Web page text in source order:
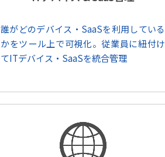
誰がどのデバイス・SaaSを利用している
かをツール上で可視化。従業員に紐付け
てITデバイス・SaaSを統合管理